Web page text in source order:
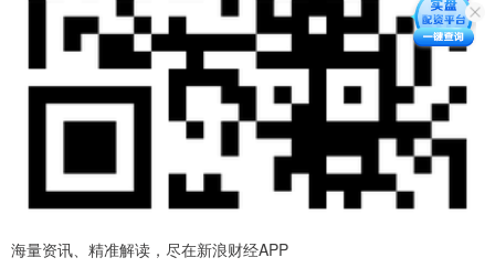
海量资讯、精准解读，尽在新浪财经APP